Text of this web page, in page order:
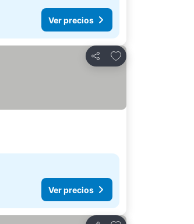
Ver precios
Compartir
Agregar a favoritos
Ver precios